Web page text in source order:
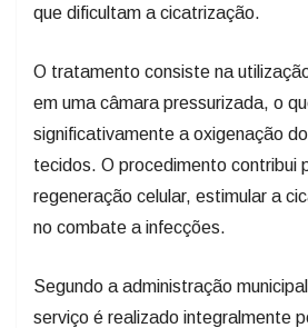
que dificultam a cicatrização.
O tratamento consiste na
em uma câmara pressurizada, o
significativamente a oxigenação
tecidos. O procedimento contribui
regeneração celular, estimular a
no combate a infecções.
Segundo a administração
serviço é realizado integralmente